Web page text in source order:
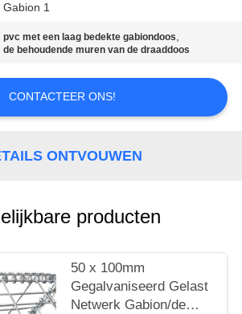
Gabion 1
pvc met een laag bedekte gabiondoos,
de behoudende muren van de draaddoos
CONTACTEER ONS!
ONTVOUWEN
producten
50 x 100mm
Gegalvaniseerd Gelast
Netwerk Gabion/de